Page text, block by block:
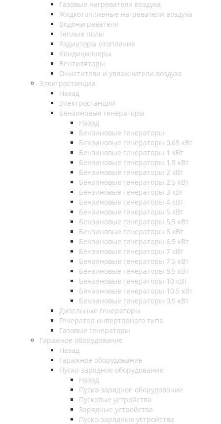
Газовые нагреватели воздуха
Жидкотопливные нагреватели воздуха
Водонагреватели
Тёплые полы
Радиаторы отопления
Кондиционеры
Вентиляторы
Очистители и увлажнители воздуха
Электростанции
Назад
Электростанции
Бензиновые генераторы
Назад
Бензиновые генераторы
Бензиновые генераторы 0,65 кВт
Бензиновые генераторы 1 кВт
Бензиновые генераторы 1,5 кВт
Бензиновые генераторы 2 кВт
Бензиновые генераторы 2,5 кВт
Бензиновые генераторы 3 кВт
Бензиновые генераторы 4 кВт
Бензиновые генераторы 5 кВт
Бензиновые генераторы 5,5 кВт
Бензиновые генераторы 6 кВт
Бензиновые генераторы 6,5 кВт
Бензиновые генераторы 7 кВт
Бензиновые генераторы 7,5 кВт
Бензиновые генераторы 8,5 кВт
Бензиновые генераторы 10 кВт
Бензиновые генераторы 10,5 кВт
Бензиновые генераторы 0,9 кВт
Дизельные генераторы
Генератор инверторного типа
Газовые генераторы
Гаражное оборудование
Назад
Гаражное оборудование
Пуско-зарядное оборудование
Назад
Пуско-зарядное оборудование
Пусковые устройства
Зарядные устройства
Пуско-зарядные устройства